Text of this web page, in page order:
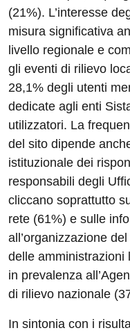
(21%). L’interesse
misura significativa
livello regionale e
gli eventi di rilievo
28,1% degli utenti
dedicate agli enti
utilizzatori. La
del sito dipende
istituzionale dei
responsabili degli
cliccano soprattutto
rete (61%) e sulle
all’organizzazione
delle amministrazioni
in prevalenza
di rilievo nazionale
In sintonia con i